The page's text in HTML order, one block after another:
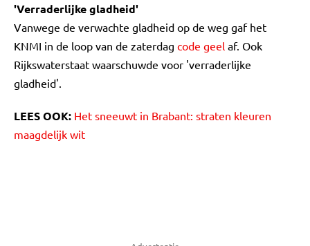
'Verraderlijke gladheid'
Vanwege de verwachte gladheid op de weg gaf het
KNMI in de loop van de zaterdag code geel af. Ook
Rijkswaterstaat waarschuwde voor 'verraderlijke
gladheid'.
LEES OOK: Het sneeuwt in Brabant: straten kleuren
maagdelijk wit